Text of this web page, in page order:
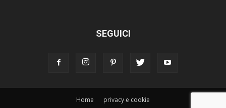
SEGUICI
Home privacy e cookie